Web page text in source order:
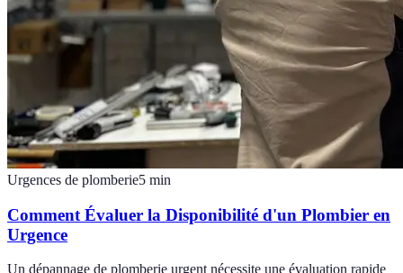
Urgences de plomberie5 min
Comment Évaluer la Disponibilité d'un Plombier en
Urgence
Un dépannage de plomberie urgent nécessite une évaluation rapide